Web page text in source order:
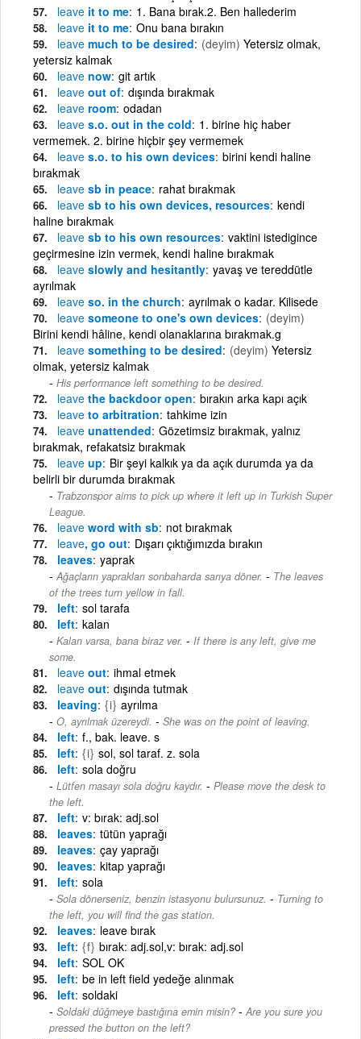
leave it to me 1. Bana bırak.2. Ben hallederim
leave it to me Onu bana bırakın
leave much to be desired (deyim) Yetersiz olmak,
yetersiz kalmak
leave now git artık
leave out of dışında bırakmak
leave room odadan
leave s.o. out in the cold 1. birine hiç haber
vermemek. 2. birine hiçbir şey vermemek
leave s.o. to his own devices birini kendi haline
bırakmak
leave sb in peace rahat bırakmak
leave sb to his own devices, resources kendi
haline bırakmak
leave sb to his own resources vaktini istedigince
geçirmesine izin vermek, kendi haline bırakmak
leave slowly and hesitantly yavaş ve tereddütle
ayrılmak
leave so. in the church ayrılmak o kadar. Kilisede
leave someone to one's own devices (deyim)
Birini kendi hâline, kendi olanaklarına bırakmak.g
leave something to be desired (deyim) Yetersiz
olmak, yetersiz kalmak
His performance left something to be desired.
leave the backdoor open bırakın arka kapı açık
leave to arbitration tahkime izin
leave unattended Gözetimsiz bırakmak, yalnız
bırakmak, refakatsiz bırakmak
leave up Bir şeyi kalkık ya da açık durumda ya da
belirli bir durumda bırakmak
Trabzonspor aims to pick up where it left up in Turkish Super
League.
leave word with sb not bırakmak
leave, go out Dışarı çıktığımızda bırakın
leaves yaprak
Ağaçların yaprakları sonbaharda sarıya döner. - The leaves
of the trees turn yellow in fall.
left sol tarafa
left kalan
Kalan varsa, bana biraz ver. - If there is any left, give me
some.
leave out ihmal etmek
leave out dışında tutmak
leaving {i} ayrılma
O, ayrılmak üzereydi. - She was on the point of leaving.
left f., bak. leave. s
left {i} sol, sol taraf. z. sola
left sola doğru
Lütfen masayı sola doğru kaydır. - Please move the desk to
the left.
left v: bırak: adj.sol
leaves tütün yaprağı
leaves çay yaprağı
leaves kitap yaprağı
left sola
Sola dönerseniz, benzin istasyonu bulursunuz. - Turning to
the left, you will find the gas station.
leaves leave bırak
left {f} bırak: adj.sol,v: bırak: adj.sol
left SOL OK
left be in left field yedeğe alınmak
left soldaki
Soldaki düğmeye bastığına emin misin? - Are you sure you
pressed the button on the left?